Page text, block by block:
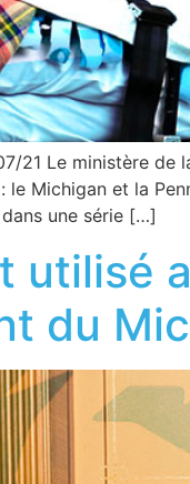
21 Le ministère de
le Michigan et la
une série […]
utilisé
du